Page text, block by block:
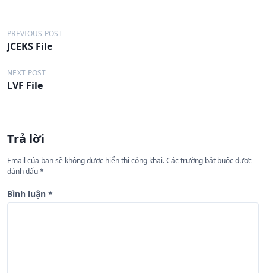
Đ
i
ề
u
h
ớ
n
g
b
PREVIOUS POST
JCEKS File
NEXT POST
LVF File
Trả lời
Email của bạn sẽ không được hiển thị công khai.Các trường bắt buộc được
đánh dấu*
Bình luận *